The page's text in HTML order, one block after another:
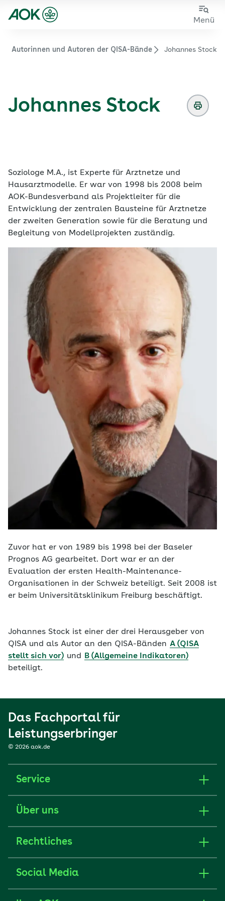
Zum
Zur
Menü
Zur Startseite von der Website aok.de/gp
Autorinnen und Autoren der QISA-Bände Johannes Stock
Johannes Stock
Soziologe M.A., ist Experte für Arztnetze und
Hausarztmodelle. Er war von 1998 bis 2008 beim
AOK-Bundesverband als Projektleiter für die
Entwicklung der zentralen Bausteine für Arztnetze
der zweiten Generation sowie für die Beratung und
Begleitung von Modellprojekten zuständig.
Zuvor hat er von 1989 bis 1998 bei der Baseler
Prognos AG gearbeitet. Dort war er an der
Evaluation der ersten Health-Maintenance-
Organisationen in der Schweiz beteiligt. Seit 2008 ist
er beim Universitätsklinikum Freiburg beschäftigt.
Johannes Stock ist einer der drei Herausgeber von
QISA und als Autor an den QISA-Bänden A (QISA
stellt sich vor) und
B (Allgemeine Indikatoren)
beteiligt.
Das Fachportal für
Leistungserbringer
© 2026 aok.de
Service
Über uns
Rechtliches
Social Media